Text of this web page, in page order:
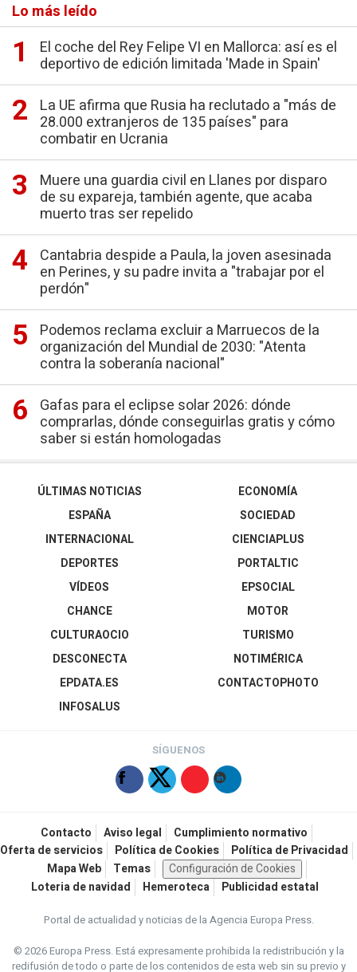
Lo más leído
El coche del Rey Felipe VI en Mallorca: así es el
deportivo de edición limitada 'Made in Spain'
La UE afirma que Rusia ha reclutado a "más de
28.000 extranjeros de 135 países" para
combatir en Ucrania
Muere una guardia civil en Llanes por disparo
de su expareja, también agente, que acaba
muerto tras ser repelido
Cantabria despide a Paula, la joven asesinada
en Perines, y su padre invita a "trabajar por el
perdón"
Podemos reclama excluir a Marruecos de la
organización del Mundial de 2030: "Atenta
contra la soberanía nacional"
Gafas para el eclipse solar 2026: dónde
comprarlas, dónde conseguirlas gratis y cómo
saber si están homologadas
ÚLTIMAS NOTICIAS
ESPAÑA
INTERNACIONAL
DEPORTES
VÍDEOS
ECONOMÍA
SOCIEDAD
CIENCIAPLUS
PORTALTIC
EPSOCIAL
CHANCE
CULTURAOCIO
DESCONECTA
EPDATA.ES
INFOSALUS
MOTOR
TURISMO
NOTIMÉRICA
CONTACTOPHOTO
SÍGUENOS
Contacto Aviso legal
Cumplimiento normativo
Oferta de servicios
Política de Cookies
Política de Privacidad
Mapa Web
Temas
Configuración de Cookies
Loteria de navidad
Hemeroteca Publicidad estatal
Portal de actualidad y noticias de la Agencia Europa Press.
© 2026 Europa Press.Está expresamente prohibida la redistribución y la
redifusión de todo o parte de los contenidos de esta web sin su previo y